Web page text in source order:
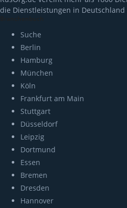
die Dienstleistungen in
Suche
Berlin
Hamburg
München
Köln
Frankfurt am Main
Stuttgart
Düsseldorf
Leipzig
Dortmund
Essen
Bremen
Dresden
Hannover